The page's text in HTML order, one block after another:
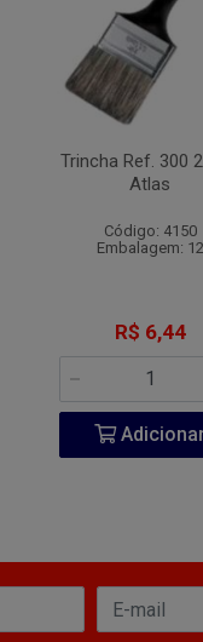
Trincha Ref. 300
Atlas
Código: 4150
Embalagem: 12
R$ 6,44